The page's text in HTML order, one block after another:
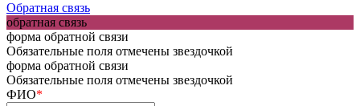
Обратная связь
обратная связь
форма обратной связи
Обязательные поля отмечены звездочкой
форма обратной связи
Обязательные поля отмечены звездочкой
ФИО*